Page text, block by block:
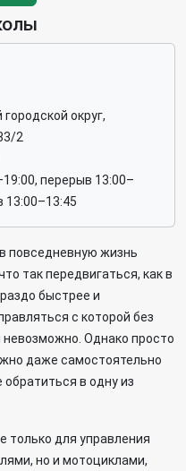
округ,
2
перерыв 13:00–
13:00–13:45
повседневную жизнь
так передвигаться, как в
быстрее и
с которой без
Однако просто
даже самостоятельно
в одну из
только для управления
но и мотоциклами,